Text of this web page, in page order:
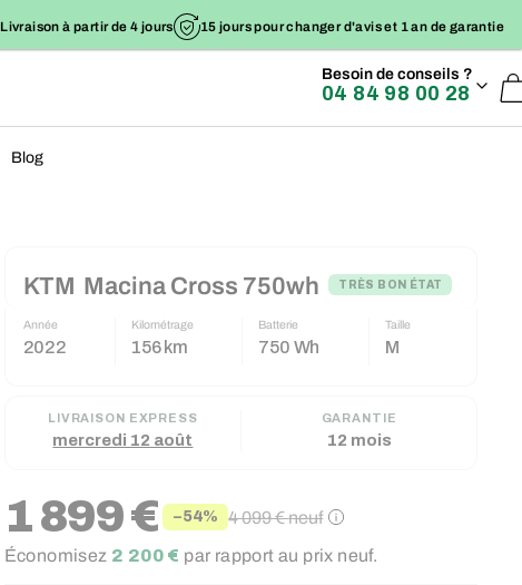
Livraison à partir de 4 jours 15 jours pour changer d'avis et 1 an de garantie
Besoin de conseils ?
04 84 98 00 28
Blog
KTM Macina Cross 750wh TRÈS BON ÉTAT
Année
2022
Kilométrage
156 km
Batterie
750 Wh
Taille
M
LIVRAISON EXPRESS
mercredi 12 août
GARANTIE
12 mois
Prix
réduit
1 899 € −54%
Prix
régulier
4 099 €neuf
Économisez 2 200 € par rapport au prix neuf.